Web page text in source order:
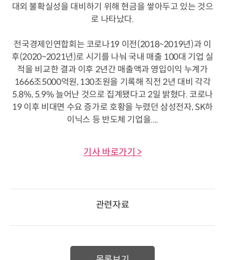
대외 불확실성을 대비하기 위해 현금을 쌓아두고 있는 것으
로 나타났다.
전국경제인연합회는 코로나19 이전(2018~2019년)과 이
후(2020~2021년)로 시기를 나눠 국내 매출 100대 기업 실
적을 비교한 결과 이후 2년간 매출액과 영입이익 누계가
1666조5000억원, 130조원을 기록해 직전 2년 대비 각각
5.8%, 5.9% 늘어난 것으로 집계됐다고 2일 밝혔다. 코로나
19 이후 비대면 수요 증가로 호황을 누렸던 삼성전자, SK하
이닉스 등 반도체 기업을....
기사 바로가기 >
관련자료